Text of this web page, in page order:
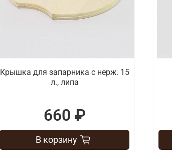
Крышка для запарника с нерж. 15
л., липа
660 ₽
В корзину